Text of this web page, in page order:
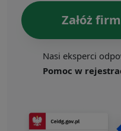
Załóż
Nasi eksperci
Pomoc w